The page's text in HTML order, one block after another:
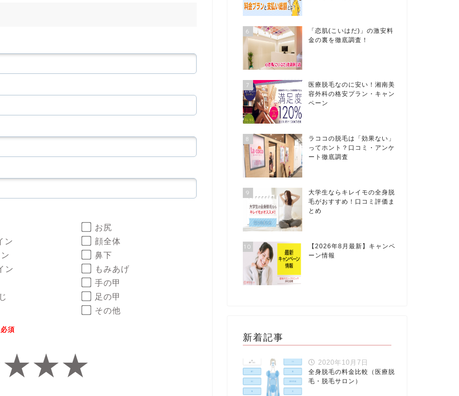
お尻
ン
顔全体
鼻下
ン
もみあげ
手の甲
足の甲
その他
必須
★
★
★
6
「恋肌(こいはだ)」の激安料
金の裏を徹底調査！
7
医療脱毛なのに安い！湘南美
容外科の格安プラン・キャン
ペーン
8
ラココの脱毛は「効果ない」
ってホント？口コミ・アンケ
ート徹底調査
9
大学生ならキレイモの全身脱
毛がおすすめ！口コミ評価ま
とめ
10
【2026年8月最新】キャンペ
ーン情報
新着記事
2020年10月7日
全身脱毛の料金比較（医療脱
毛・脱毛サロン）